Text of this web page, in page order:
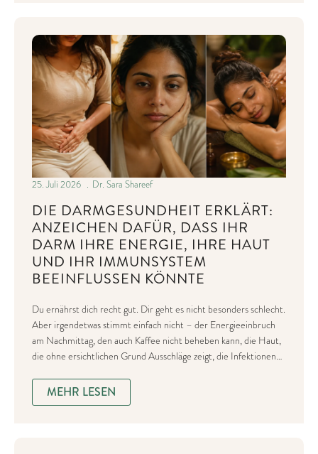
DIE DARMGESUNDHEIT ERKLÄRT:
ANZEICHEN DAFÜR, DASS IHR
DARM IHRE ENERGIE, IHRE HAUT
UND IHR IMMUNSYSTEM
BEEINFLUSSEN KÖNNTE
25. Juli 2026 Dr. Sara Shareef
Du ernährst dich recht gut. Dir geht es nicht besonders schlecht.
Aber irgendetwas stimmt einfach nicht – der Energieeinbruch
am Nachmittag, den auch Kaffee nicht beheben kann, die Haut,
die ohne ersichtlichen Grund Ausschläge zeigt, die Infektionen…
MEHR LESEN